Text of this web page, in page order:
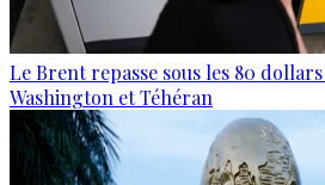
Le Brent repasse sous les 80
Washington et Téhéran